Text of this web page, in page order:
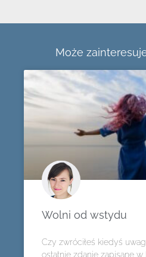
Może
Wolni od wstydu
Czy zwróciłeś kiedyś
ostatnie zdanie zapisane